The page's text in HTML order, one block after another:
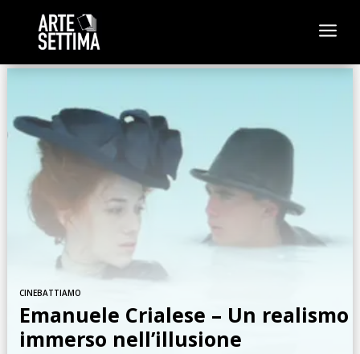
a
CINEBATTIAMO
Emanuele Crialese – Un realismo
immerso nell’illusione